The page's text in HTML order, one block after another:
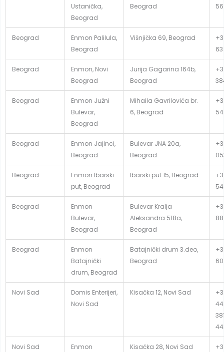
Ustanička,
Beograd
Beograd
Beograd
Enmon Palilula,
Beograd
Višnjička 69, Beograd
Beograd
Enmon, Novi
Beograd
Jurija Gagarina 164b,
Beograd
Beograd
Enmon Južni
Bulevar,
Beograd
Mihaila Gavrilovića br.
6, Beograd
Beograd
Enmon Jajinci,
Beograd
Bulevar JNA 20a,
Beograd
Beograd
Enmon Ibarski
put, Beograd
Ibarski put 15, Beograd
Beograd
Enmon
Bulevar,
Beograd
Bulevar Kralja
Aleksandra 518a,
Beograd
Beograd
Enmon
Batajnički
drum, Beograd
Batajnički drum 3.deo,
Beograd
Novi Sad
Domis Enterijeri,
Novi Sad
Kisačka 12, Novi Sad
Novi Sad
Enmon
Kisačka 28, Novi Sad